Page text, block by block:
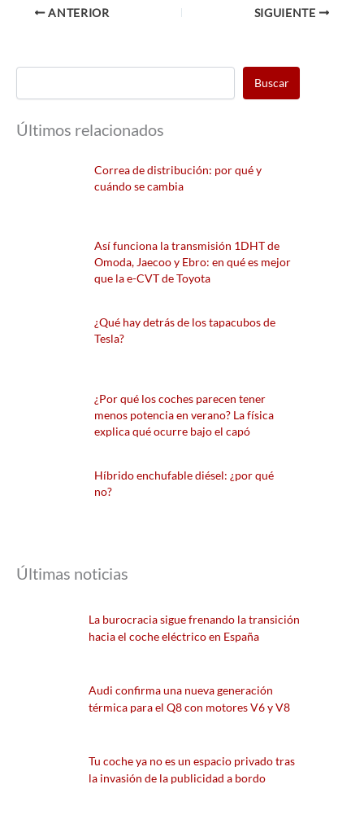
ANTERIOR SIGUIENTE
Buscar
Últimos relacionados
Correa de distribución: por qué y
cuándo se cambia
Así funciona la transmisión 1DHT de
Omoda, Jaecoo y Ebro: en qué es mejor
que la e-CVT de Toyota
¿Qué hay detrás de los tapacubos de
Tesla?
¿Por qué los coches parecen tener
menos potencia en verano? La física
explica qué ocurre bajo el capó
Híbrido enchufable diésel: ¿por qué
no?
Últimas noticias
La burocracia sigue frenando la transición
hacia el coche eléctrico en España
Audi confirma una nueva generación
térmica para el Q8 con motores V6 y V8
Tu coche ya no es un espacio privado tras
la invasión de la publicidad a bordo